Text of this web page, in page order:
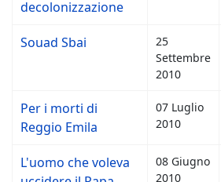
decolonizzazione
Souad Sbai
25
Settembre
2010
Per i morti di
Reggio Emila
07 Luglio
2010
L'uomo che voleva
08 Giugno
2010